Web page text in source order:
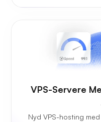
VPS-Servere
Nyd VPS-hosting